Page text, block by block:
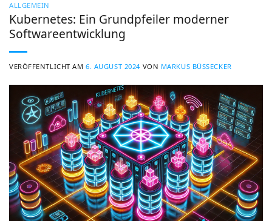
ALLGEMEIN
Kubernetes: Ein Grundpfeiler moderner
Softwareentwicklung
VERÖFFENTLICHT AM6. AUGUST 2024 VON MARKUS BÜSSECKER